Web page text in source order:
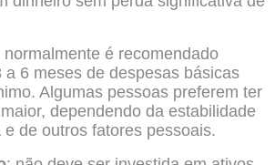
normalmente é recomendado
a 6 meses de despesas básicas
Algumas pessoas preferem ter
dependendo da estabilidade
de outros fatores pessoais.